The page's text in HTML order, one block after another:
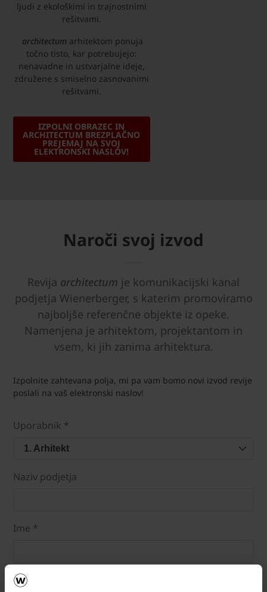
ljudi z ekološkimi in trajnostnimi
rešitvami.
architectum arhitektom ponuja
točno tisto, kar potrebujejo:
nenavadne in ustvarjalne ideje,
združene s smiselno zasnovanimi
rešitvami.
IZPOLNI OBRAZEC IN
ARCHITECTUM BREZPLAČNO
PREJEMAJ NA SVOJ
ELEKTRONSKI NASLOV!
Naroči svoj izvod
Revija architectum je komunikacijski kanal
podjetja Wienerberger, s katerim promoviramo
najboljše referenčne objekte iz opeke.
Namenjena je arhitektom, projektantom in
vsem, ki jih zanima arhitektura.
Izpolnite zahtevana polja, mi pa vam bomo novi izvod revije
poslali na vaš elektronski naslov!
Uporabnik *
1. Arhitekt
Naziv podjetja
Ime *
Priimek *